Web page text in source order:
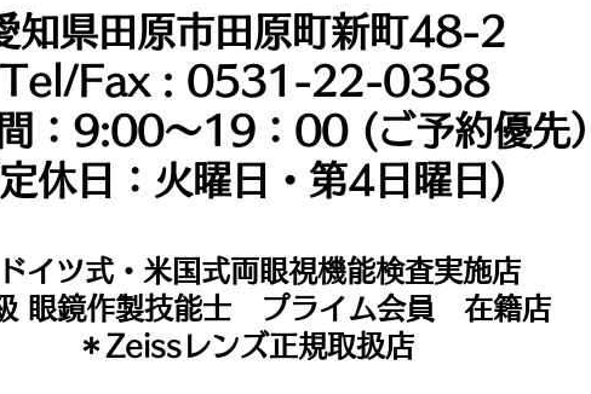
知県田原市田原町新町48-2
Tel/Fax : 0531-22-0358
：9:00～19：00 (ご予約優先）
休日：火曜日・第4日曜日)
イツ式・米国式両眼視機能検査実施店
眼鏡作製技能士 プライム会員 在籍店
＊Zeissレンズ正規取扱店